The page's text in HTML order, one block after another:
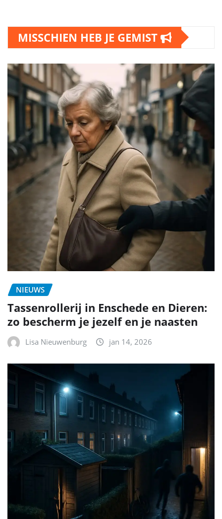
MISSCHIEN HEB JE GEMIST
NIEUWS
Tassenrollerij in Enschede en Dieren:
zo bescherm je jezelf en je naasten
Lisa Nieuwenburg jan 14, 2026